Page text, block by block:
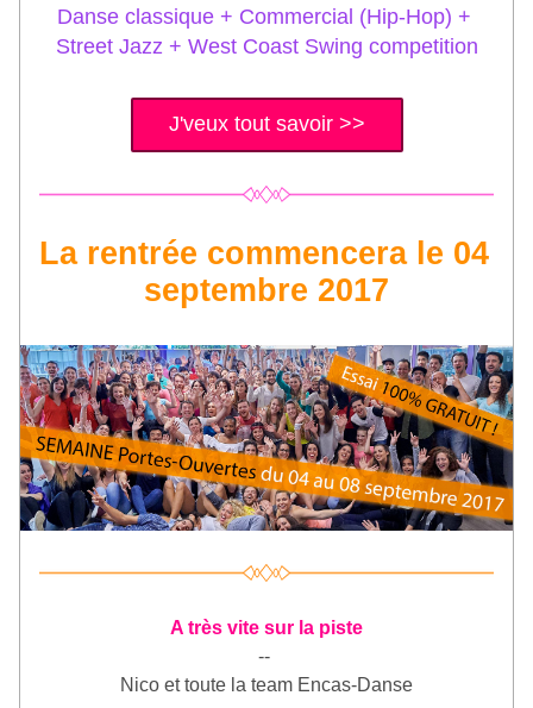
Danse classique + Commercial (Hip-Hop) +
Street Jazz + West Coast Swing competition
J'veux tout savoir >>
La rentrée commencera le 04
septembre 2017
A très vite sur la piste
--
Nico et toute la team Encas-Danse